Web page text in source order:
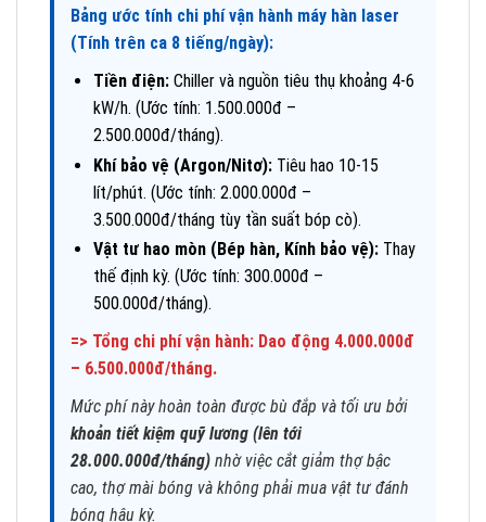
Bảng ước tính chi phí vận hành máy hàn laser
(Tính trên ca 8 tiếng/ngày):
Tiền điện:Chiller và nguồn tiêu thụ khoảng 4-6
kW/h. (Ước tính: 1.500.000đ –
2.500.000đ/tháng).
Khí bảo vệ (Argon/Nitơ):Tiêu hao 10-15
lít/phút. (Ước tính: 2.000.000đ –
3.500.000đ/tháng tùy tần suất bóp cò).
Vật tư hao mòn (Bép hàn, Kính bảo vệ):Thay
thế định kỳ. (Ước tính: 300.000đ –
500.000đ/tháng).
=> Tổng chi phí vận hành: Dao động 4.000.000đ
– 6.500.000đ/tháng.
Mức phí này hoàn toàn được bù đắp và tối ưu bởi
khoản tiết kiệm quỹ lương (lên tới
28.000.000đ/tháng) nhờ việc cắt giảm thợ bậc
cao, thợ mài bóng và không phải mua vật tư đánh
bóng hậu kỳ.